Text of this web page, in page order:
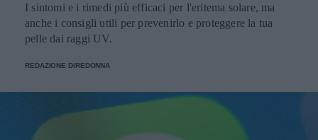
I sintomi e i rimedi più efficaci per l'eritema solare, ma
anche i consigli utili per prevenirlo e proteggere la tua
pelle dai raggi UV.
REDAZIONE DIREDONNA